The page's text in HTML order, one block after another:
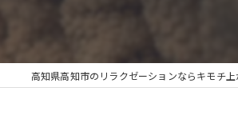
高知県高知市のリラクゼーションならキモチ